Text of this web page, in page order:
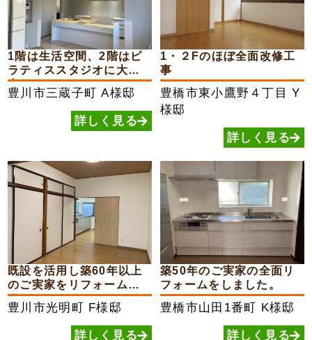
1階は生活空間、2階はピ
ラティススタジオに大変
身...
豊川市三蔵子町 A様邸
詳しく見る
1・２Fのほぼ全面改修工
事
豊橋市東小鷹野４丁目 Y
様邸
詳しく見る
既設を活用し築60年以上
のご実家をリフォームし
ま...
豊川市光明町 F様邸
詳しく見る
築50年のご実家の全面リ
フォームをしました。
豊橋市山田1番町 K様邸
詳しく見る